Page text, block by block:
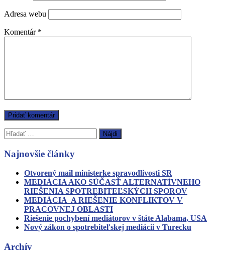
Adresa webu
Komentár *
Hľadať:
Najnovšie články
Otvorený mail ministerke spravodlivosti SR
MEDIÁCIA AKO SÚČASŤ ALTERNATÍVNEHO
RIEŠENIA SPOTREBITEĽSKÝCH SPOROV
MEDIÁCIA A RIEŠENIE KONFLIKTOV V
PRACOVNEJ OBLASTI
Riešenie pochybení mediátorov v štáte Alabama, USA
Nový zákon o spotrebiteľskej mediácii v Turecku
Archív